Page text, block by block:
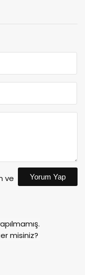
ve
Yorum Yap
misiniz?